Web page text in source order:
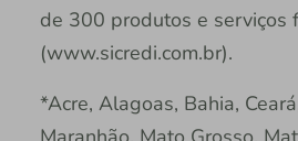
de 300 produtos e serviços
(www.sicredi.com.br).
*Acre, Alagoas, Bahia,